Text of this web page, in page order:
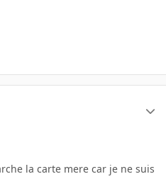
la carte mere car je ne suis